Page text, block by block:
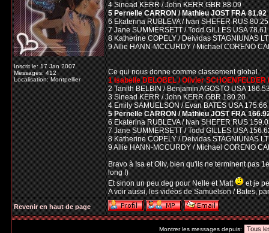
Inscrit le: 17 Jan 2007
Messages: 412
Localisation: Montpellier
4 Sinead KERR / John KERR GBR 88.09
5 Pernelle CARRON / Mathieu JOST FRA 81.92
6 Ekaterina RUBLEVA / Ivan SHEFER RUS 80.25
7 Jane SUMMERSETT / Todd GILLES USA 78.61
8 Katherine COPELY / Deividas STAGNIUNAS
9 Allie HANN-MCCURDY / Michael CORENO
Ce qui nous donne comme classement global :
1 Isabelle DELOBEL / Olivier SCHOENFELDER
2 Tanith BELBIN / Benjamin AGOSTO USA
3 Sinead KERR / John KERR GBR 180.20
4 Emily SAMUELSON / Evan BATES USA 175.66
5 Pernelle CARRON / Mathieu JOST FRA
6 Ekaterina RUBLEVA / Ivan SHEFER RUS
7 Jane SUMMERSETT / Todd GILLES USA
8 Katherine COPELY / Deividas STAGNIUNAS
9 Allie HANN-MCCURDY / Michael CORENO
Bravo à Isa et Oliv, bien qu'ils ne terminent pas
long !)
Et sinon un peu deg pour Nelle et Matt
et je
A voir aussi, les vidéos de Samuelson / Bates,
Revenir en haut de page
Montrer les messages depuis: